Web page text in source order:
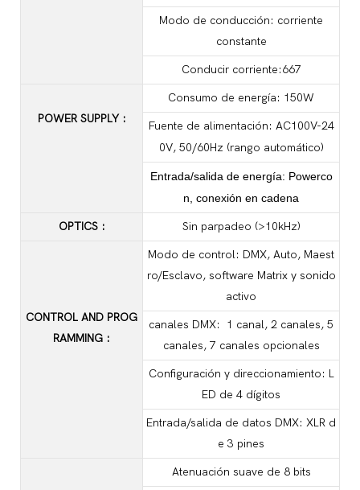
Modo de conducción: corriente
constante
Conducir corriente:667
POWER SUPPLY :
Consumo de energía: 150W
Fuente de alimentación: AC100V-24
0V, 50/60Hz (rango automático)
Entrada/salida de energía: Powerco
n, conexión en cadena
OPTICS : Sin parpadeo (>10kHz)
CONTROL AND PROG
RAMMING :
Modo de control: DMX, Auto, Maest
ro/Esclavo, software Matrix y sonido
activo
canales DMX: 1 canal, 2 canales, 5
canales, 7 canales opcionales
Configuración y direccionamiento: L
ED de 4 dígitos
Entrada/salida de datos DMX: XLR d
e 3 pines
Atenuación suave de 8 bits